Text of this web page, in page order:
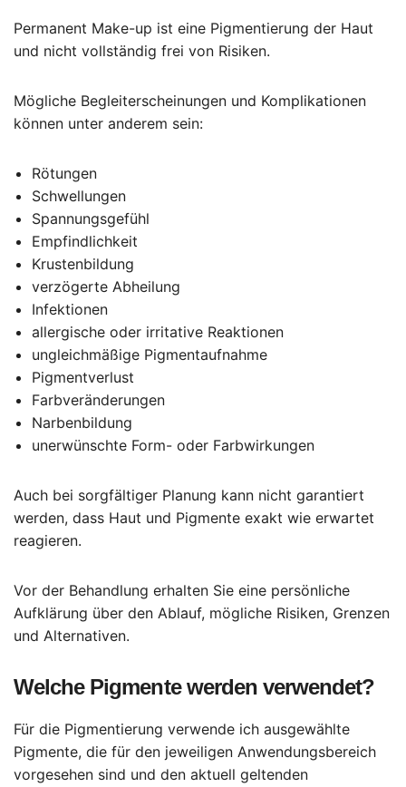
Permanent Make-up ist eine Pigmentierung der Haut
und nicht vollständig frei von Risiken.
Mögliche Begleiterscheinungen und Komplikationen
können unter anderem sein:
Rötungen
Schwellungen
Spannungsgefühl
Empfindlichkeit
Krustenbildung
verzögerte Abheilung
Infektionen
allergische oder irritative Reaktionen
ungleichmäßige Pigmentaufnahme
Pigmentverlust
Farbveränderungen
Narbenbildung
unerwünschte Form- oder Farbwirkungen
Auch bei sorgfältiger Planung kann nicht garantiert
werden, dass Haut und Pigmente exakt wie erwartet
reagieren.
Vor der Behandlung erhalten Sie eine persönliche
Aufklärung über den Ablauf, mögliche Risiken, Grenzen
und Alternativen.
Welche Pigmente werden verwendet?
Für die Pigmentierung verwende ich ausgewählte
Pigmente, die für den jeweiligen Anwendungsbereich
vorgesehen sind und den aktuell geltenden